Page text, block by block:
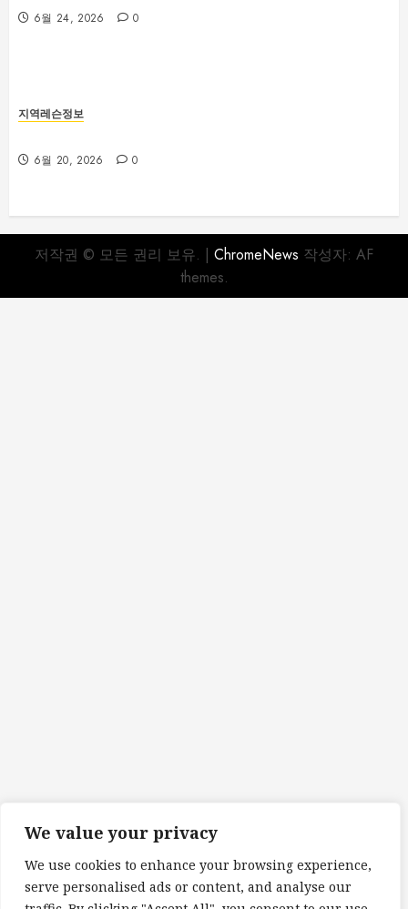
We value your privacy
We use cookies to enhance your browsing experience,
serve personalised ads or content, and analyse our
6월 24, 2026 0
지역레슨정보
6월 20, 2026 0
저작권 © 모든 권리 보유. | ChromeNews 작성자: AF
themes.